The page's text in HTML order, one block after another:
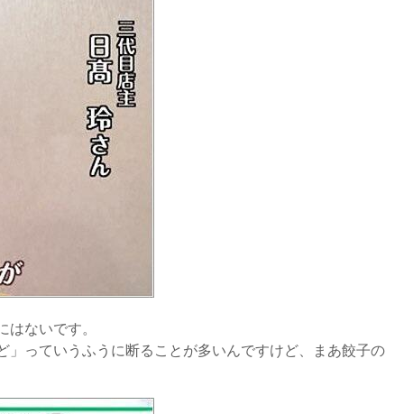
ないです。
っていうふうに断ることが多いんですけど、まあ餃子の